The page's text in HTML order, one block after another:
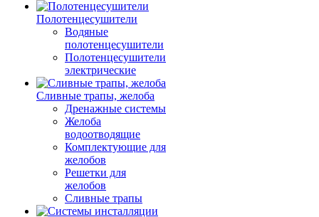
Полотенцесушители
Водяные
полотенцесушители
Полотенцесушители
электрические
Сливные трапы, желоба
Дренажные системы
Желоба
водоотводящие
Комплектующие для
желобов
Решетки для
желобов
Сливные трапы